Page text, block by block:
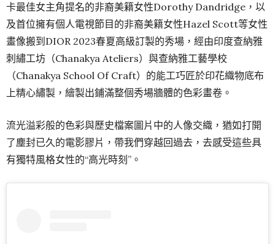
卡最佳女主角提名的非裔美籍女性Dorothy Dandridge，以
及首位擁有個人電視節目的非裔美籍女性Hazel Scott等女性
畫像搬到DIOR 2023春夏高級訂製的秀場，經由印度查納雅
刺繡工坊（Chanakya Ateliers）與查納雅工藝學校
（Chanakya School Of Craft）的能工巧匠於印花織物底布
上精心繡製，繪製出鋪滿整個秀場牆體的色彩畫卷。
流光溢彩般的色彩與歷史檔案圖片中的人像交織，猶如打開
了塵封已久的電影膠片，帶我們穿越回過去，去感受這些具
有獨特風格女性的“高光時刻”。